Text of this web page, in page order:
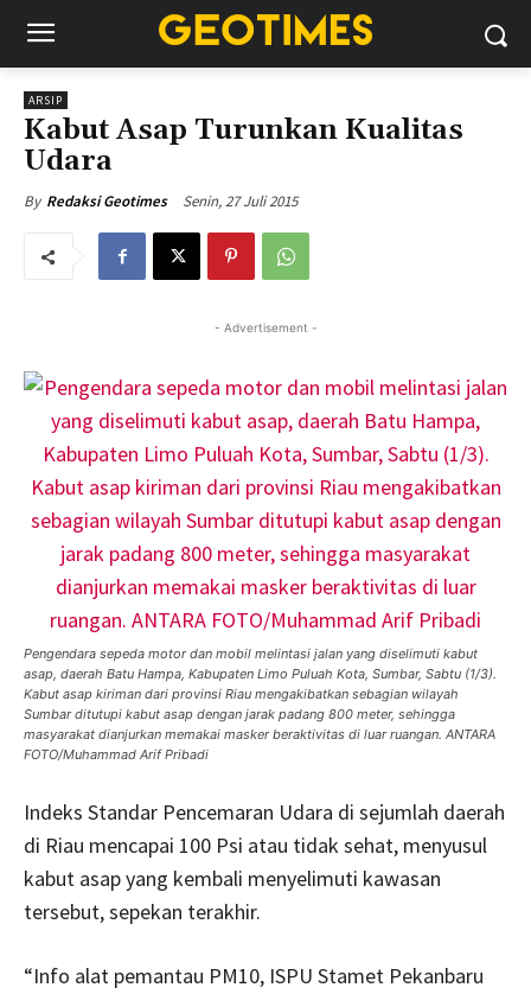
ARSIP
Kabut Asap Turunkan Kualitas
Udara
By Redaksi Geotimes Senin, 27 Juli 2015
- Advertisement -
Pengendara sepeda motor dan mobil melintasi jalan yang diselimuti kabut
asap, daerah Batu Hampa, Kabupaten Limo Puluah Kota, Sumbar, Sabtu (1/3).
Kabut asap kiriman dari provinsi Riau mengakibatkan sebagian wilayah
Sumbar ditutupi kabut asap dengan jarak padang 800 meter, sehingga
masyarakat dianjurkan memakai masker beraktivitas di luar ruangan. ANTARA
FOTO/Muhammad Arif Pribadi
Indeks Standar Pencemaran Udara di sejumlah daerah
di Riau mencapai 100 Psi atau tidak sehat, menyusul
kabut asap yang kembali menyelimuti kawasan
tersebut, sepekan terakhir.
“Info alat pemantau PM10, ISPU Stamet Pekanbaru